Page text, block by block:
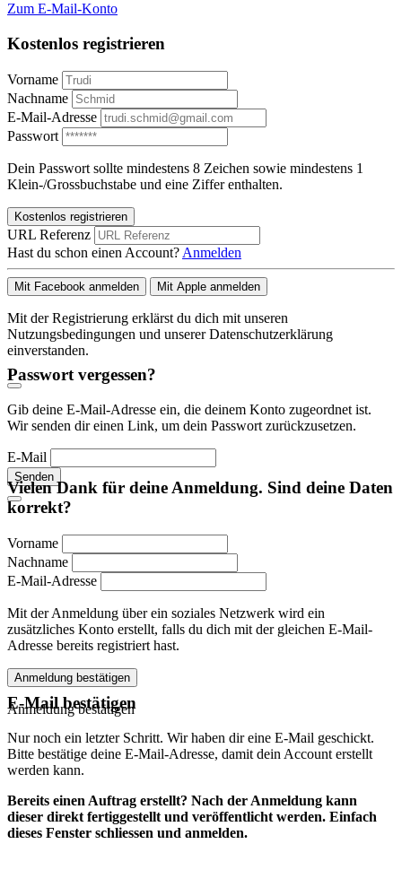
Zum E-Mail-Konto
Kostenlos registrieren
Vorname
Nachname
E-Mail-Adresse
Passwort
Dein Passwort sollte mindestens 8 Zeichen sowie mindestens 1
Klein-/Grossbuchstabe und eine Ziffer enthalten.
Kostenlos registrieren
URL Referenz
Hast du schon einen Account? Anmelden
Mit Facebook anmelden Mit Apple anmelden
Mit der Registrierung erklärst du dich mit unseren
Nutzungsbedingungen und unserer Datenschutzerklärung
einverstanden.
Passwort vergessen?
Gib deine E-Mail-Adresse ein, die deinem Konto zugeordnet ist.
Wir senden dir einen Link, um dein Passwort zurückzusetzen.
E-Mail
Senden
Vielen Dank für deine Anmeldung. Sind deine Daten
korrekt?
Vorname
Nachname
E-Mail-Adresse
Mit der Anmeldung über ein soziales Netzwerk wird ein
zusätzliches Konto erstellt, falls du dich mit der gleichen E-Mail-
Adresse bereits registriert hast.
Anmeldung bestätigen
Anmeldung bestätigen
E-Mail bestätigen
Nur noch ein letzter Schritt. Wir haben dir eine E-Mail geschickt.
Bitte bestätige deine E-Mail-Adresse, damit dein Account erstellt
werden kann.
Bereits einen Auftrag erstellt? Nach der Anmeldung kann
dieser direkt fertiggestellt und veröffentlicht werden. Einfach
dieses Fenster schliessen und anmelden.